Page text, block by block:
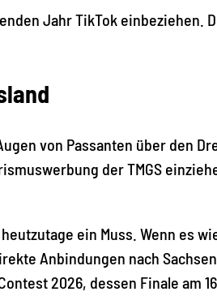
Jahr TikTok einbeziehen.
von Passanten über den
der TMGS
ein Muss. Wenn es
Anbindungen nach
2026, dessen Finale am